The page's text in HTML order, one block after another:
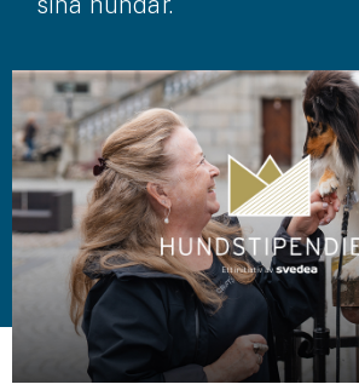
Husvagnsförsäkring
Motorcykel
Mc-försäkring
Märkesförsäkringar
Båt
Båtförsäkring